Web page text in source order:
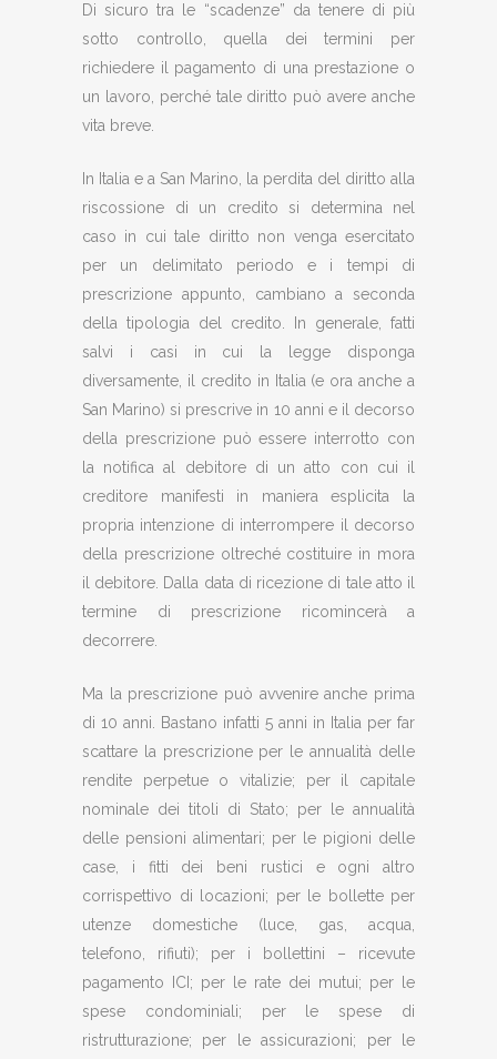
Di sicuro tra le “scadenze” da tenere di più
sotto controllo, quella dei termini per
richiedere il pagamento di una prestazione o
un lavoro, perché tale diritto può avere anche
vita breve.
In Italia e a San Marino, la perdita del diritto alla
riscossione di un credito si determina nel
caso in cui tale diritto non venga esercitato
per un delimitato periodo e i tempi di
prescrizione appunto, cambiano a seconda
della tipologia del credito. In generale, fatti
salvi i casi in cui la legge disponga
diversamente, il credito in Italia (e ora anche a
San Marino) si prescrive in 10 anni e il decorso
della prescrizione può essere interrotto con
la notifica al debitore di un atto con cui il
creditore manifesti in maniera esplicita la
propria intenzione di interrompere il decorso
della prescrizione oltreché costituire in mora
il debitore. Dalla data di ricezione di tale atto il
termine di prescrizione ricomincerà a
decorrere.
Ma la prescrizione può avvenire anche prima
di 10 anni. Bastano infatti 5 anni in Italia per far
scattare la prescrizione per le annualità delle
rendite perpetue o vitalizie; per il capitale
nominale dei titoli di Stato; per le annualità
delle pensioni alimentari; per le pigioni delle
case, i fitti dei beni rustici e ogni altro
corrispettivo di locazioni; per le bollette per
utenze domestiche (luce, gas, acqua,
telefono, rifiuti); per i bollettini – ricevute
pagamento ICI; per le rate dei mutui; per le
spese condominiali; per le spese di
ristrutturazione; per le assicurazioni; per le